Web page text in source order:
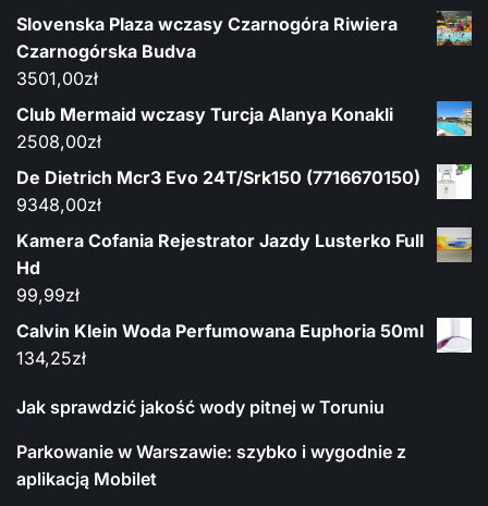
Slovenska Plaza wczasy Czarnogóra Riwiera
Czarnogórska Budva
3501,00zł
Club Mermaid wczasy Turcja Alanya Konakli
2508,00zł
De Dietrich Mcr3 Evo 24T/Srk150 (7716670150)
9348,00zł
Kamera Cofania Rejestrator Jazdy Lusterko Full
Hd
99,99zł
Calvin Klein Woda Perfumowana Euphoria 50ml
134,25zł
Jak sprawdzić jakość wody pitnej w Toruniu
Parkowanie w Warszawie: szybko i wygodnie z
aplikacją Mobilet